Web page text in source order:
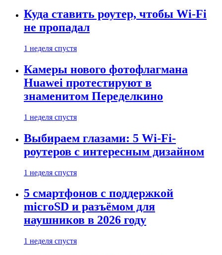
Куда ставить роутер, чтобы Wi-Fi
не пропадал
1 неделя спустя
Камеры нового фотофлагмана
Huawei протестируют в
знаменитом Переделкино
1 неделя спустя
Выбираем глазами: 5 Wi-Fi-
роутеров с интересным дизайном
1 неделя спустя
5 смартфонов с поддержкой
microSD и разъёмом для
наушников в 2026 году
1 неделя спустя